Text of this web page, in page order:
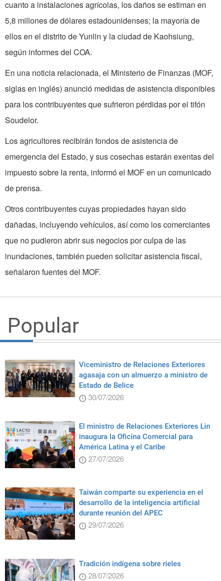
cuanto a instalaciones agrícolas, los daños se estiman en
5,8 millones de dólares estadounidenses; la mayoría de
ellos en el distrito de Yunlin y la ciudad de Kaohsiung,
según informes del COA.
En una noticia relacionada, el Ministerio de Finanzas (MOF,
siglas en inglés) anunció medidas de asistencia disponibles
para los contribuyentes que sufrieron pérdidas por el tifón
Soudelor.
Los agricultores recibirán fondos de asistencia de
emergencia del Estado, y sus cosechas estarán exentas del
impuesto sobre la renta, informó el MOF en un comunicado
de prensa.
Otros contribuyentes cuyas propiedades hayan sido
dañadas, incluyendo vehículos, así como los comerciantes
que no pudieron abrir sus negocios por culpa de las
inundaciones, también pueden solicitar asistencia fiscal,
señalaron fuentes del MOF.
Popular
Viceministro de Relaciones Exteriores
agasaja con un almuerzo a ministro de
Estado de Belice
30/07/2026
El ministro de Relaciones Exteriores Lin
inaugura la Oficina Comercial para
América Latina y el Caribe
27/07/2026
Taiwán comparte su experiencia en el
desarrollo de la inteligencia artificial
durante reunión del APEC
29/07/2026
Tradición indígena sobre rieles
28/07/2026